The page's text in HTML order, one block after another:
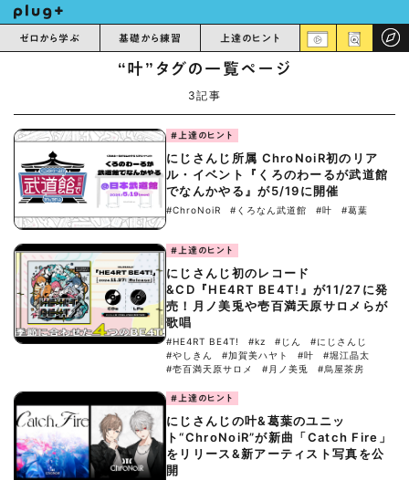
ゼロから学ぶ 基礎から練習 上達のヒント
“叶”タグの一覧ページ
3記事
#上達のヒント
にじさんじ所属 ChroNoiR初のリア
ル・イベント『くろのわーるが武道館
でなんかやる』が5/19に開催
#ChroNoiR #くろなん武道館 #叶 #葛葉
#上達のヒント
にじさんじ初のレコード
&CD『HE4RT BE4T!』が11/27に発
売！月ノ美兎や壱百満天原サロメらが
歌唱
#HE4RT BE4T! #kz #じん
#にじさんじ
#やしきん
#加賀美ハヤト #叶
#堀江晶太
#壱百満天原サロメ
#月ノ美兎 #烏屋茶房
#上達のヒント
にじさんじの叶&葛葉のユニッ
ト“ChroNoiR”が新曲「Catch Fire」
をリリース&新アーティスト写真を公
開